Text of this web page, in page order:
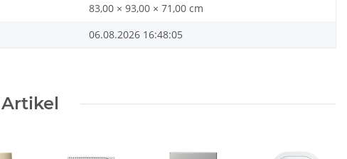
83,00 × 93,00 × 71,00 cm
06.08.2026 16:48:05